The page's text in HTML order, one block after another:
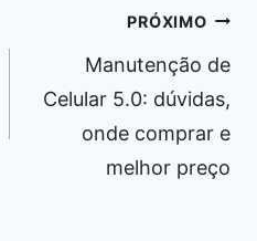
PRÓXIMO
Manutenção de
Celular 5.0: dúvidas,
onde comprar e
melhor preço